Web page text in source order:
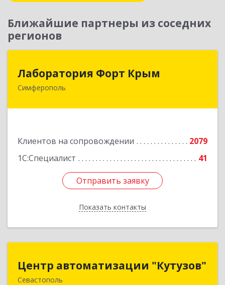
Ближайшие партнеры из соседних
регионов
Лаборатория Форт Крым
Симферополь
Клиентов на сопровождении
2079
1С:Специалист
41
Отправить заявку
Показать контакты
295034, Крым Респ, Симферополь г, Киевская
Отправить заявку
Назад
Центр автоматизации "Кутузов"
Севастополь
299011, Севастополь г, Генерала Петрова ул,